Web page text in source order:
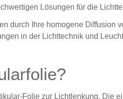
Lösungen für die
durch Ihre homogene Diffusion
in der Lichttechnik und
Folie zur Lichtlenkung. Die